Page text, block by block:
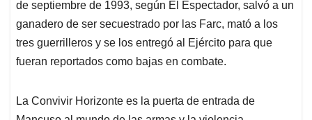
de septiembre de 1993, según El Espectador, salvó a un
ganadero de ser secuestrado por las Farc, mató a los
tres guerrilleros y se los entregó al Ejército para que
fueran reportados como bajas en combate.
La Convivir Horizonte es la puerta de entrada de